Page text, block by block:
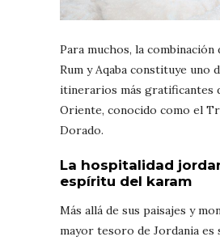
Para muchos, la combinación
Rum y Aqaba constituye uno
itinerarios más gratificantes
Oriente, conocido como el
Dorado.
La hospitalidad
espíritu del karam
Más allá de sus paisajes y
mayor tesoro de Jordania es